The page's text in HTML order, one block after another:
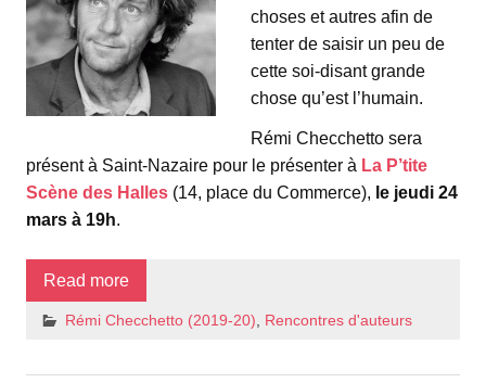
choses et autres afin de
tenter de saisir un peu de
cette soi-disant grande
chose qu’est l’humain.
Rémi Checchetto sera
présent à Saint-Nazaire pour le présenter à La P’tite
Scène des Halles (14, place du Commerce), le jeudi 24
mars à 19h.
Read more
Rémi Checchetto (2019-20) Rencontres d'auteurs